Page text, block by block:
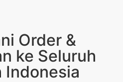
Order &
ke Seluruh
Indonesia